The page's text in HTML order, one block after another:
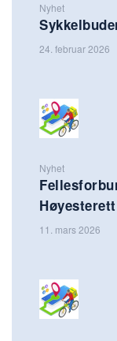
Nyhet
24. februar 2026
Nyhet
Høyesterett
11. mars 2026